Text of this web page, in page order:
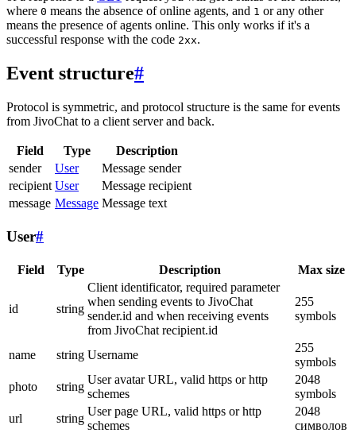
where 0 means the absence of online agents, and 1 or any other
means the presence of agents online. This only works if it's a
successful response with the code 2xx.
Event structure#
Protocol is symmetric, and protocol structure is the same for events
from JivoChat to a client server and back.
Field Type
Description
sender
User
Message sender
recipient User
Message recipient
message Message Message text
User#
Field Type Description Max size
id string
Client identificator, required parameter
when sending events to JivoChat
sender.id and when receiving events
from JivoChat recipient.id
255
symbols
name string Username
255
symbols
photo
string
User avatar URL, valid https or http
schemes
2048
symbols
url
string
User page URL, valid https or http
schemes
2048
символов